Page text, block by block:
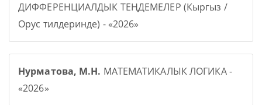
ДИФФЕРЕНЦИАЛДЫК ТЕҢДЕМЕЛЕР (Кыргыз /
Орус тилдеринде) - «2026»
Нурматова, М.Н. МАТЕМАТИКАЛЫК ЛОГИКА -
«2026»